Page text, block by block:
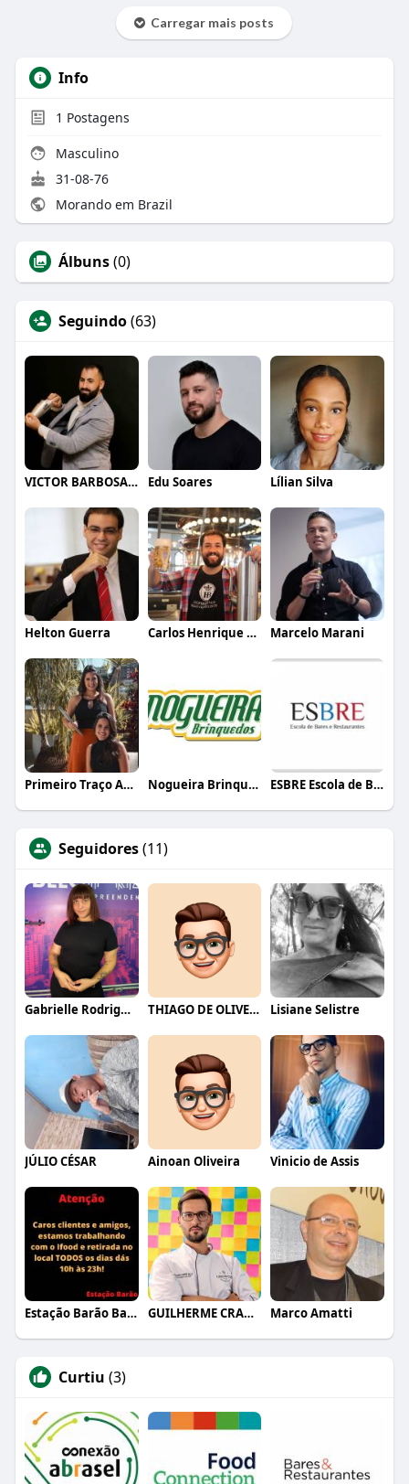
Carregar mais posts
Info
1 Postagens
Masculino
31-08-76
Morando em Brazil
Álbuns(0)
Seguindo(63)
VICTOR BARBOSA QUARANTA Edu Soares Lílian Silva
Helton Guerra Carlos Henrique de Faria Vasconcelos Marcelo Marani
Primeiro Traço Arquitetura Nogueira Brinquedos ESBRE Escola de Bares e Restaurantes
Seguidores(11)
Gabrielle Rodrigues THIAGO DE OLIVEIRA Lisiane Selistre
JÚLIO CÉSAR Ainoan Oliveira Vinicio de Assis
Estação Barão Bar e Restaurante GUILHERME CRAMER BALLE Marco Amatti
Curtiu (3)